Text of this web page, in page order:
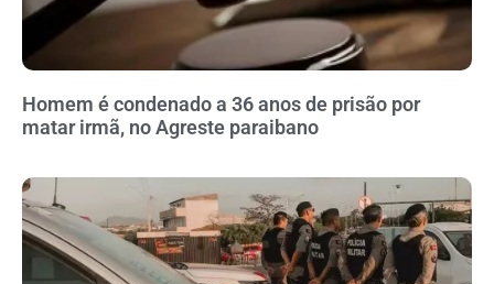
Homem é condenado a 36 anos de prisão por
matar irmã, no Agreste paraibano